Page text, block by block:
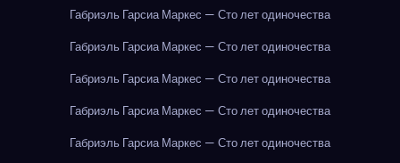
Габриэль Гарсиа Маркес — Сто лет одиночества
Габриэль Гарсиа Маркес — Сто лет одиночества
Габриэль Гарсиа Маркес — Сто лет одиночества
Габриэль Гарсиа Маркес — Сто лет одиночества
Габриэль Гарсиа Маркес — Сто лет одиночества